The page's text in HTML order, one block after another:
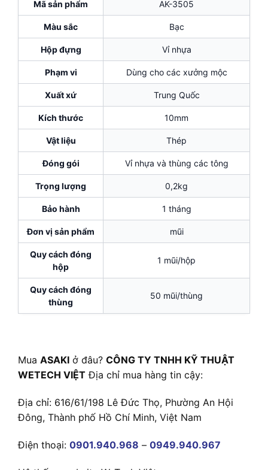
Mã sản phẩm AK-3505
Màu sắc Bạc
Hộp đựng Vỉ nhựa
Phạm vi Dùng cho các xưởng mộc
Xuất xứ Trung Quốc
Kích thước 10mm
Vật liệu Thép
Đóng gói Vỉ nhựa và thùng các tông
Trọng lượng 0,2kg
Bảo hành 1 tháng
Đơn vị sản phẩm mũi
Quy cách đóng
hộp
1 mũi/hộp
Quy cách đóng
thùng
50 mũi/thùng
Mua ASAKI ở đâu? CÔNG TY TNHH KỸ THUẬT
WETECH VIỆT Địa chỉ mua hàng tin cậy:
Địa chỉ: 616/61/198 Lê Đức Thọ, Phường An Hội
Đông, Thành phố Hồ Chí Minh, Việt Nam
Điện thoại: 0901.940.968 – 0949.940.967